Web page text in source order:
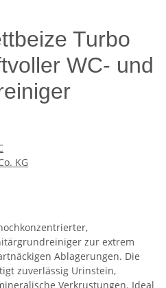
Turbo
WC- und
KG
zur extrem
Ablagerungen. Die
zuverlässig Urinstein,
Verkrustungen. Ideal